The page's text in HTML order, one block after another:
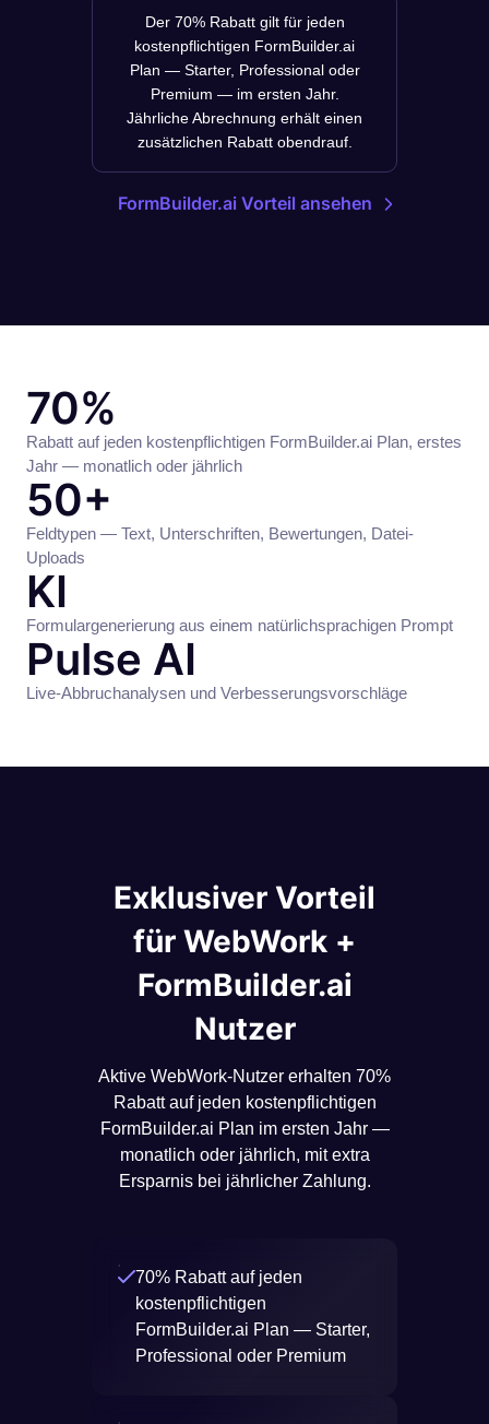
Der 70% Rabatt gilt für jeden
kostenpflichtigen FormBuilder.ai
Plan — Starter, Professional oder
Premium — im ersten Jahr.
Jährliche Abrechnung erhält einen
zusätzlichen Rabatt obendrauf.
FormBuilder.ai Vorteil ansehen
70%
Rabatt auf jeden kostenpflichtigen FormBuilder.ai Plan, erstes
Jahr — monatlich oder jährlich
50+
Feldtypen — Text, Unterschriften, Bewertungen, Datei-
Uploads
KI
Formulargenerierung aus einem natürlichsprachigen Prompt
Pulse AI
Live-Abbruchanalysen und Verbesserungsvorschläge
Exklusiver Vorteil
für WebWork +
FormBuilder.ai
Nutzer
Aktive WebWork-Nutzer erhalten 70%
Rabatt auf jeden kostenpflichtigen
FormBuilder.ai Plan im ersten Jahr —
monatlich oder jährlich, mit extra
Ersparnis bei jährlicher Zahlung.
70% Rabatt auf jeden
kostenpflichtigen
FormBuilder.ai Plan — Starter,
Professional oder Premium